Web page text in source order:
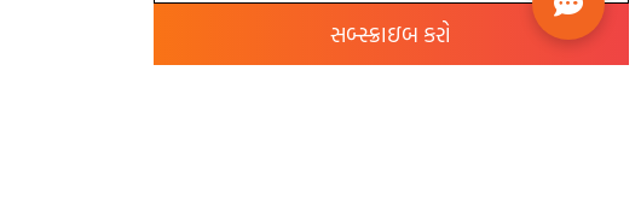
સબ્સ્ક્રાઇબ કરો